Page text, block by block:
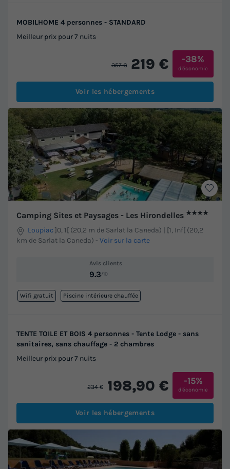
MOBILHOME 4 personnes - STANDARD
Meilleur prix pour 7 nuits
357 € 219 € -38%
d'économie
Voir les hébergements
Camping Sites et Paysages - Les Hirondelles ★★★★
Loupiac]0, 1[ (20,2 m de Sarlat la Caneda) | [1, Inf[ (20,2
km de Sarlat la Caneda) - Voir sur la carte
Avis clients
9.3/10
Wifi gratuit Piscine intérieure chauffée
TENTE TOILE ET BOIS 4 personnes - Tente Lodge - sans
sanitaires, sans chauffage - 2 chambres
Meilleur prix pour 7 nuits
234 € 198,90 € -15%
d'économie
Voir les hébergements